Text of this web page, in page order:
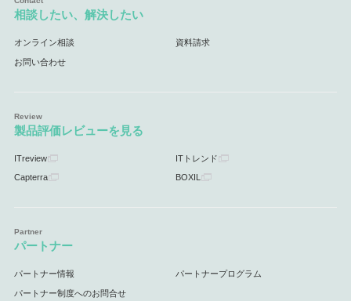
相談したい、解決したい
オンライン相談 資料請求
お問い合わせ
製品評価レビューを見る
ITreview ITトレンド
Capterra BOXIL
パートナー
パートナー情報 パートナープログラム
パートナー制度へのお問合せ